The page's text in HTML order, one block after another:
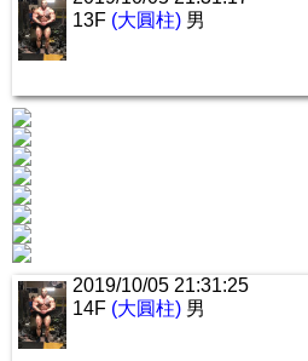
13F (大圓柱) 男
2019/10/05 21:31:25
14F (大圓柱) 男